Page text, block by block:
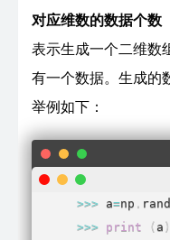
对应维数的数据个数
表示生成一个二维数
有一个数据。生成的
举例如下：
>>> a=np .
>>> print ( a )